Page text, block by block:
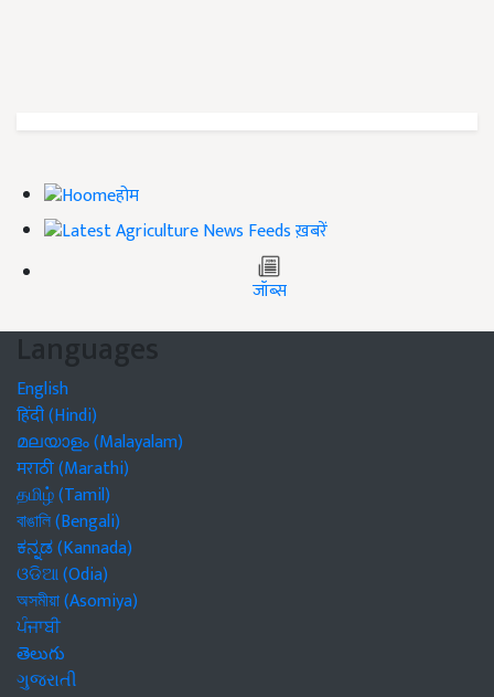
होम
ख़बरें
जॉब्स
Languages
English
हिंदी (Hindi)
മലയാളം (Malayalam)
मराठी (Marathi)
தமிழ் (Tamil)
বাঙালি (Bengali)
ಕನ್ನಡ (Kannada)
ଓଡିଆ (Odia)
অসমীয়া (Asomiya)
ਪੰਜਾਬੀ
తెలుగు
ગુજરાતી